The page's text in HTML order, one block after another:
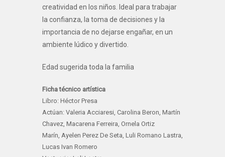
creatividad en los niños. Ideal para trabajar
la confianza, la toma de decisiones y la
importancia de no dejarse engañar, en un
ambiente lúdico y divertido.
Edad sugerida toda la familia
Ficha técnico artística
Libro: Héctor Presa
Actúan: Valeria Acciaresi, Carolina Beron, Martín
Chavez, Macarena Ferreira, Ornela Ortiz
Marín, Ayelen Perez De Seta, Luli Romano Lastra,
Lucas Ivan Romero